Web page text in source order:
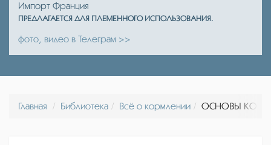
Импорт Франция
ПРЕДЛАГАЕТСЯ ДЛЯ ПЛЕМЕННОГО ИСПОЛЬЗОВАНИЯ.
фото, видео в Телеграм >>
Главная Библиотека Всё о кормлении ОСНОВЫ